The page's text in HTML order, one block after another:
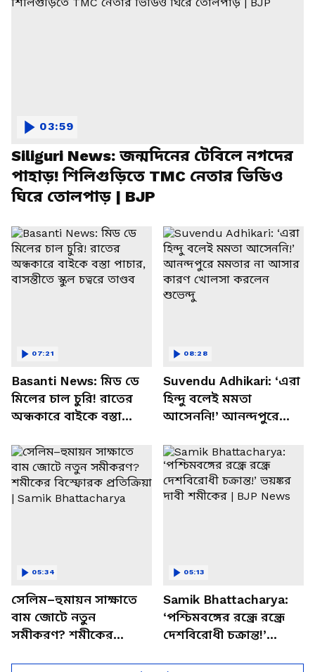
Siliguri News: জন্মদিনের টেবিলে নগদের
পাহাড়! শিলিগুড়িতে TMC নেতার ভিডিও
ঘিরে তোলপাড় | BJP
03:59
Basanti News: মিড ডে
মিলের চাল চুরি! রাতের
অন্ধকারে বাইকে বস্তা
চত্বরে তাণ্ডব
07:21
Suvendu Adhikari: ‘এরা
হিন্দু বলেই মমতা
আসেননি!’ আনন্দপুরে
খোলসা করলেন শুভেন্দু
08:28
সেলিম–হুমায়ন সাক্ষাতে
বাম জোটে নতুন
সমীকরণ? শমীকের
05:34
Samik Bhattacharya:
‘পশ্চিমবঙ্গের রন্ধ্রে রন্ধ্রে
দেশবিরোধী চক্রান্ত!’
05:13